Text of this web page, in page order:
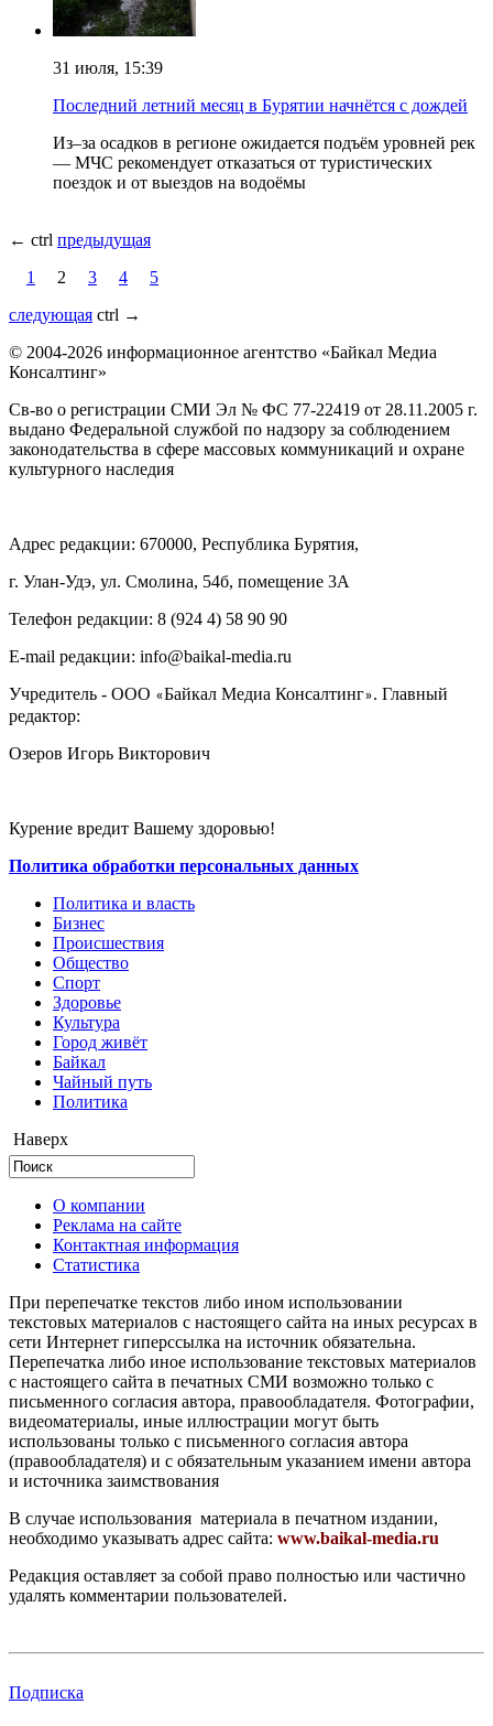
31 июля, 15:39
Последний летний месяц в Бурятии начнётся с дождей
Из–за осадков в регионе ожидается подъём уровней рек
— МЧС рекомендует отказаться от туристических
поездок и от выездов на водоёмы
← ctrl предыдущая
1
2 3 4
5
следующая ctrl →
© 2004-2026 информационное агентство «Байкал Медиа
Консалтинг»
Св-во о регистрации СМИ Эл № ФС 77-22419 от 28.11.2005 г.
выдано Федеральной службой по надзору за соблюдением
законодательства в сфере массовых коммуникаций и охране
культурного наследия
Адрес редакции: 670000, Республика Бурятия,
г. Улан-Удэ, ул. Смолина, 54б, помещение 3А
Телефон редакции: ‎‎8 (924 4) 58 90 90
E-mail редакции: info@baikal-media.ru
Учредитель - ООО «Байкал Медиа Консалтинг». Главный
редактор:
Озеров Игорь Викторович
Курение вредит Вашему здоровью!
Политика обработки персональных данных
Политика и власть
Бизнес
Происшествия
Общество
Cпорт
Здоровье
Культура
Город живёт
Байкал
Чайный путь
Политика
Наверх
О компании
Реклама на сайте
Контактная информация
Статистика
При перепечатке текстов либо ином использовании
текстовых материалов с настоящего сайта на иных ресурсах в
сети Интернет гиперссылка на источник обязательна.
Перепечатка либо иное использование текстовых материалов
с настоящего сайта в печатных СМИ возможно только с
письменного согласия автора, правообладателя. Фотографии,
видеоматериалы, иные иллюстрации могут быть
использованы только с письменного согласия автора
(правообладателя) и с обязательным указанием имени автора
и источника заимствования
В случае использования материала в печатном издании,
необходимо указывать адрес сайта: www.baikal-media.ru
Редакция оставляет за собой право полностью или частично
удалять комментарии пользователей.
Подписка